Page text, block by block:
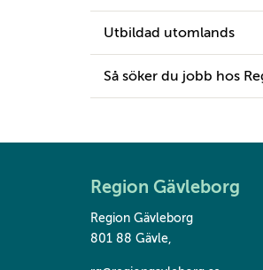
Utbildad utomlands
Så söker du jobb hos
Region Gävleborg
Region Gävleborg
801 88 Gävle,